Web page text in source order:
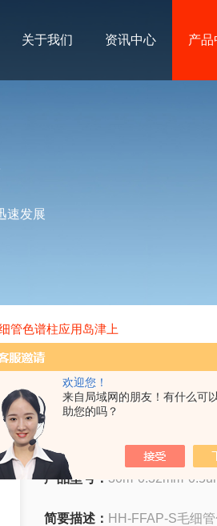
欢迎您！
来自局域网的朋友！有什么可
助您的吗？
关于我们 资讯中心 产品
速发展
管色谱柱应用岛津上
HH-FFAP-S毛
产品型号：
简要描述： HH-FFAP-S毛细